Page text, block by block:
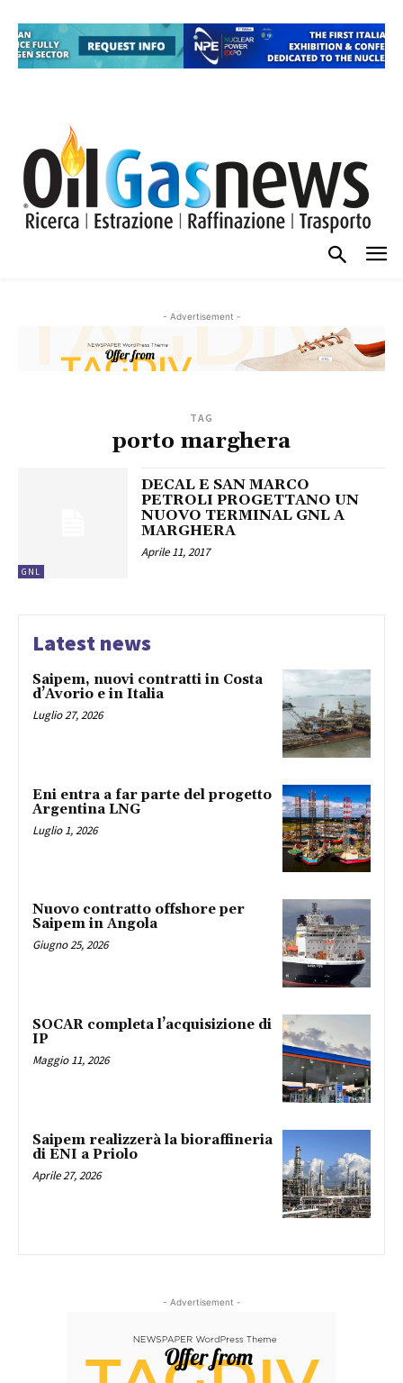
- Advertisement -
TAG
porto marghera
GNL
DECAL E SAN MARCO
PETROLI PROGETTANO UN
NUOVO TERMINAL GNL A
MARGHERA
Aprile 11, 2017
Latest news
Saipem, nuovi contratti in Costa
d’Avorio e in Italia
Luglio 27, 2026
Eni entra a far parte del progetto
Argentina LNG
Luglio 1, 2026
Nuovo contratto offshore per
Saipem in Angola
Giugno 25, 2026
SOCAR completa l’acquisizione di
IP
Maggio 11, 2026
Saipem realizzerà la bioraffineria
di ENI a Priolo
Aprile 27, 2026
- Advertisement -